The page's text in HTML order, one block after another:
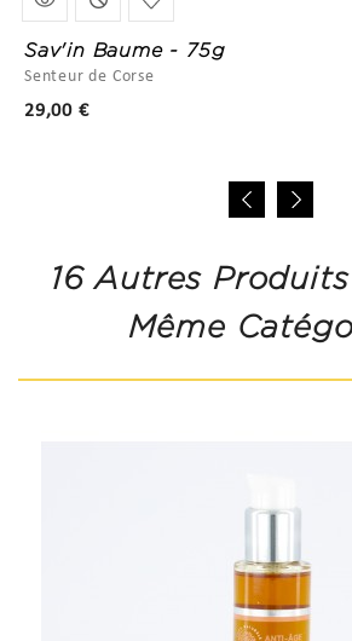
Sav'in Baume - 75g
Senteur de Corse
29,00 €
16 Autres
Même